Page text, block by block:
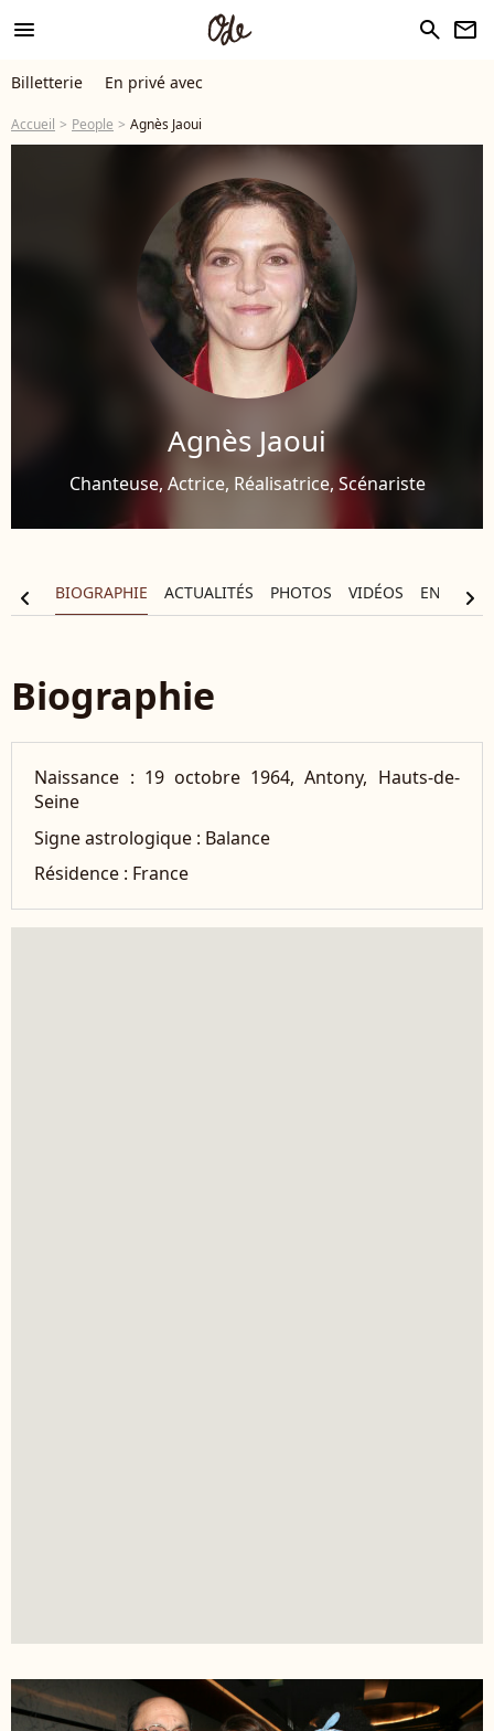
menu search newsletter
Billetterie En privé avec
Accueil People Agnès Jaoui
Agnès Jaoui
Chanteuse, Actrice, Réalisatrice, Scénariste
BIOGRAPHIE ACTUALITÉS PHOTOS VIDÉOS
chevron_left chevron_right
Biographie
Naissance : 19 octobre 1964, Antony, Hauts-de-
Seine
Signe astrologique : Balance
Résidence : France